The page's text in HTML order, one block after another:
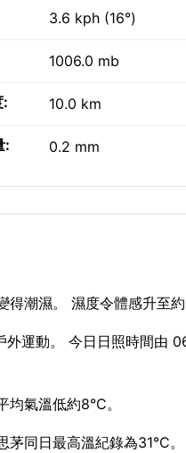
3.6 kph (16°)
1006.0 mb
: 10.0 km
: 0.2 mm
潮濕。 濕度令體感升至
運動。 今日日照時間
氣溫低約8°C。
同日最高溫紀錄為31°C。